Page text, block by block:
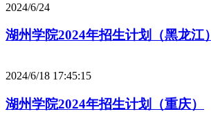
2024/6/24
湖州学院2024年招生计划（黑龙江）
2024/6/18 17:45:15
湖州学院2024年招生计划（重庆）